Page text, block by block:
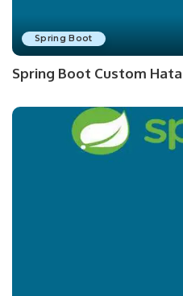
Spring Boot
Spring Boot Custom